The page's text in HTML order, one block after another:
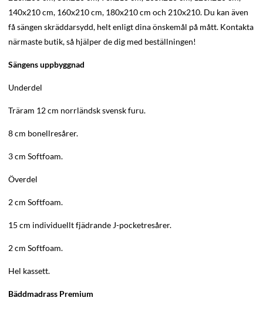
140x210 cm, 160x210 cm, 180x210 cm och 210x210. Du kan även
få sängen skräddarsydd, helt enligt dina önskemål på mått. Kontakta
närmaste butik, så hjälper de dig med beställningen!
Sängens uppbyggnad
Underdel
Träram 12 cm norrländsk svensk furu.
8 cm bonellresårer.
3 cm Softfoam.
Överdel
2 cm Softfoam.
15 cm individuellt fjädrande J-pocketresårer.
2 cm Softfoam.
Hel kassett.
Bäddmadrass Premium